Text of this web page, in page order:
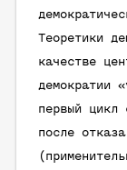
Теоретики
качестве
демократии
первый цикл
после